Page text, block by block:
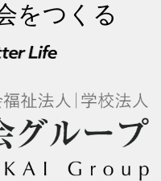
をつくる